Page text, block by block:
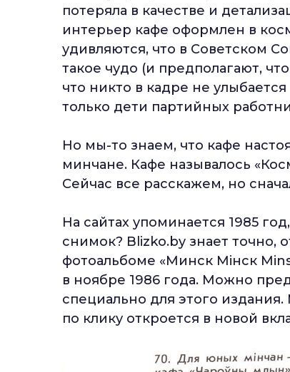
потеряла в качестве и
интерьер кафе оформлен в
удивляются, что в Советском
такое чудо (и предполагают,
что никто в кадре не
только дети партийных
Но мы-то знаем, что кафе
минчане. Кафе называлось
Сейчас все расскажем, но
На сайтах упоминается 1985
снимок? Blizko.by знает точно,
фотоальбоме «Минск Мінск
в ноябре 1986 года. Можно
специально для этого
по клику откроется в новой